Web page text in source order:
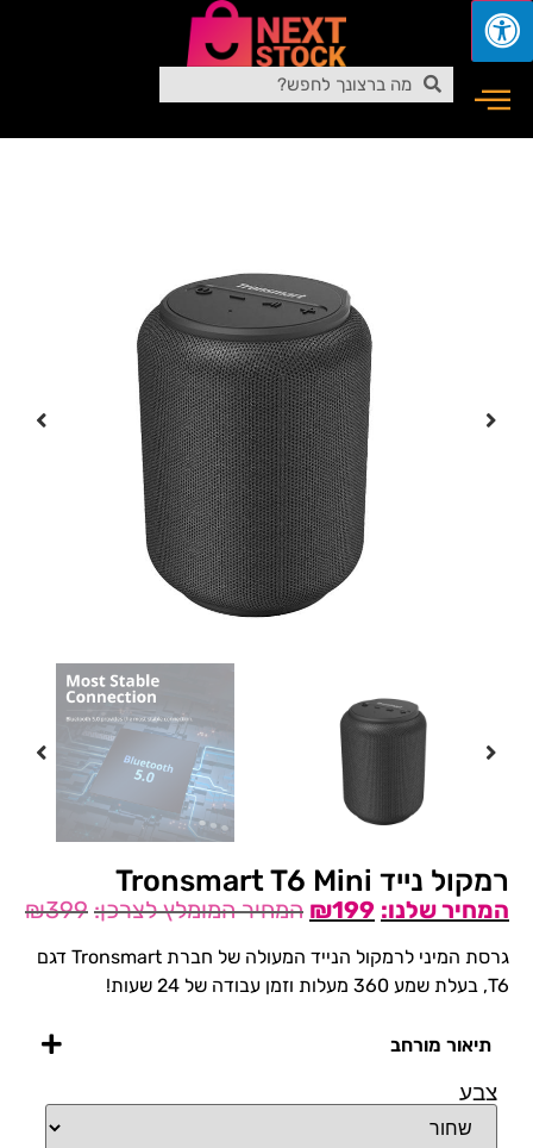
רמקול נייד Tronsmart T6 Mini
₪399 ₪199
גרסת המיני לרמקול הנייד המעולה של חברת Tronsmart דגם
T6, בעלת שמע 360 מעלות וזמן עבודה של 24 שעות!
תיאור מורחב
צבע